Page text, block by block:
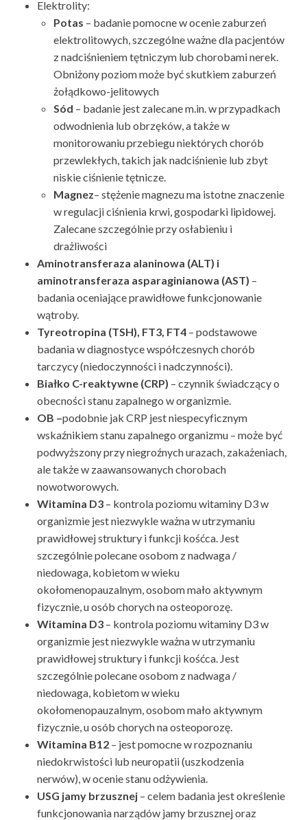
Elektrolity:
Potas – badanie pomocne w ocenie zaburzeń
elektrolitowych, szczególne ważne dla pacjentów
z nadciśnieniem tętniczym lub chorobami nerek.
Obniżony poziom może być skutkiem zaburzeń
żołądkowo-jelitowych
Sód – badanie jest zalecane m.in. w przypadkach
odwodnienia lub obrzęków, a także w
monitorowaniu przebiegu niektórych chorób
przewlekłych, takich jak nadciśnienie lub zbyt
niskie ciśnienie tętnicze.
Magnez– stężenie magnezu ma istotne znaczenie
w regulacji ciśnienia krwi, gospodarki lipidowej.
Zalecane szczególnie przy osłabieniu i
drażliwości
Aminotransferaza alaninowa (ALT) i
aminotransferaza asparaginianowa (AST) –
badania oceniające prawidłowe funkcjonowanie
wątroby.
Tyreotropina (TSH), FT3, FT4 – podstawowe
badania w diagnostyce współczesnych chorób
tarczycy (niedoczynności i nadczynności).
Białko C-reaktywne (CRP) – czynnik świadczący o
obecności stanu zapalnego w organizmie.
OB –podobnie jak CRP jest niespecyficznym
wskaźnikiem stanu zapalnego organizmu – może być
podwyższony przy niegroźnych urazach, zakażeniach,
ale także w zaawansowanych chorobach
nowotworowych.
Witamina D3 – kontrola poziomu witaminy D3 w
organizmie jest niezwykle ważna w utrzymaniu
prawidłowej struktury i funkcji kośćca. Jest
szczególnie polecane osobom z nadwaga /
niedowaga, kobietom w wieku
okołomenopauzalnym, osobom mało aktywnym
fizycznie, u osób chorych na osteoporozę.
Witamina D3 – kontrola poziomu witaminy D3 w
organizmie jest niezwykle ważna w utrzymaniu
prawidłowej struktury i funkcji kośćca. Jest
szczególnie polecane osobom z nadwaga /
niedowaga, kobietom w wieku
okołomenopauzalnym, osobom mało aktywnym
fizycznie, u osób chorych na osteoporozę.
Witamina B12 – jest pomocne w rozpoznaniu
niedokrwistości lub neuropatii (uszkodzenia
nerwów), w ocenie stanu odżywienia.
USG jamy brzusznej – celem badania jest określenie
funkcjonowania narządów jamy brzusznej oraz